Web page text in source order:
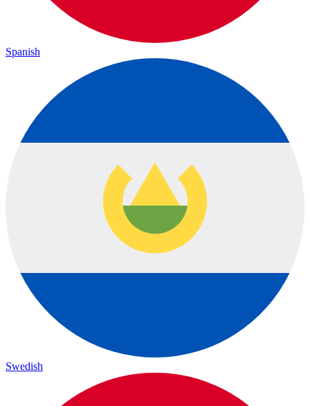
Spanish
Swedish